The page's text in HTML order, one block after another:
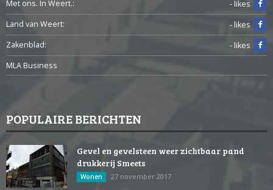
Met ons. In Weert.:
- likes
Land van Weert:
- likes
Zakenblad:
- likes
MLA Business
POPULAIRE BERICHTEN
Gevel en gevelsteen weer zichtbaar pand
drukkerij Smeets
Wonen 27 november 2017